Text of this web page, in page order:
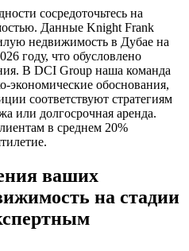
сосредоточьтесь на
Данные Knight Frank
недвижимость в Дубае на
году, что обусловлено
В DCI Group наша команда
экономические обоснования,
соответствуют стратегиям
или долгосрочная аренда.
в среднем 20%
ваших
на стадии